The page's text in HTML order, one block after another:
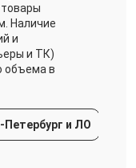
Наличие
и
и ТК)
объема в
и ЛО